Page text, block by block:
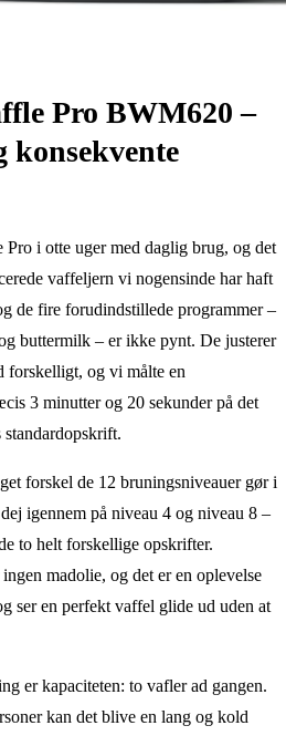
Pro BWM620 –
konsekvente
Pro i otte uger med daglig brug, og det
vaffeljern vi nogensinde har haft
de fire forudindstillede programmer –
buttermilk – er ikke pynt. De justerer
forskelligt, og vi målte en
3 minutter og 20 sekunder på det
standardopskrift.
forskel de 12 bruningsniveauer gør i
igennem på niveau 4 og niveau 8 –
to helt forskellige opskrifter.
madolie, og det er en oplevelse
ser en perfekt vaffel glide ud uden at
er kapaciteten: to vafler ad gangen.
kan det blive en lang og kold